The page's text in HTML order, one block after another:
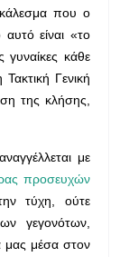
που ο
είναι «το
γυναίκες κάθε
Γενική
της κλήσης,
με
προσευχών
τύχη, ούτε
γεγονότων,
μας μέσα στον